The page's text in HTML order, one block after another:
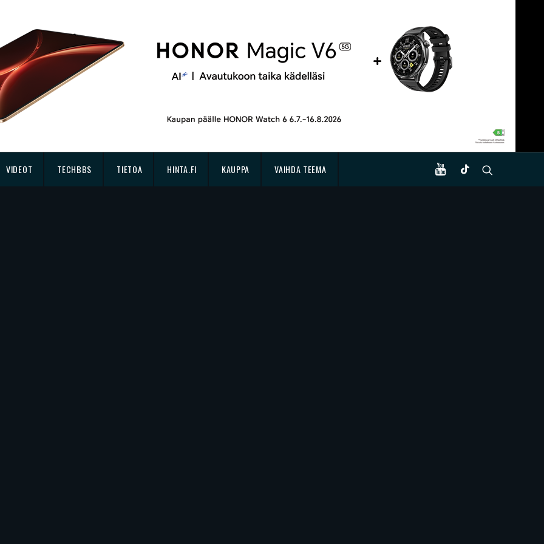
VIDEOT TECHBBS TIETOA HINTA.FI KAUPPA VAIHDA TEEMA